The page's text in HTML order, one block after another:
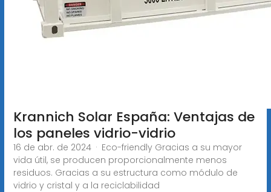
Krannich Solar España: Ventajas de
los paneles vidrio-vidrio
16 de abr. de 2024 · Eco-friendly Gracias a su mayor
vida útil, se producen proporcionalmente menos
residuos. Gracias a su estructura como módulo de
vidrio y cristal y a la reciclabilidad